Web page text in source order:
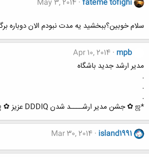
fateme tofighi
May 3, 2014
سلام خوبین؟ببخشید یه مدت نبودم الان دوباره
mpb
Apr 10, 2014
مدیر ارشد جدید باشگاه
.
.
.
*ஜ ✿ جشن مدیر ارشــــد شدن DDDIQ عزیز ✿ ஜ *
island1991
Mar 30, 2014